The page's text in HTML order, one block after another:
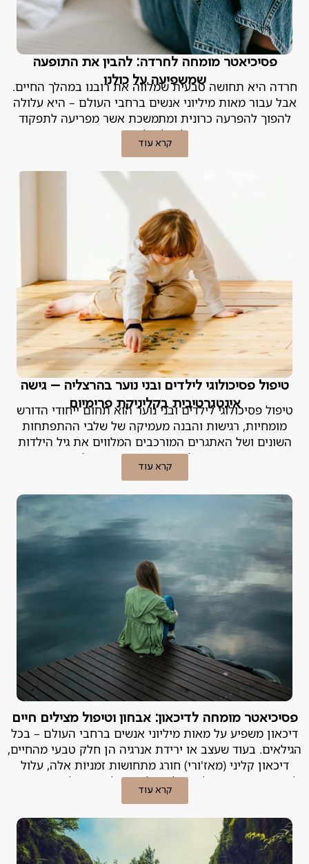
פסיכיאטר מומחה לחרדה: להבין את התופעה
שמשפיעה על כולנו
חרדה היא תחושה טבעית שמלווה את רובנו במהלך החיים.
אבל עבור מאות מיליוני אנשים ברחבי העולם – היא עלולה
להפוך להפרעה כרונית ומתמשכת אשר מפריעה לתפקוד
היומיומי וליכולת ליהנות מהחיים
קרא עוד
טיפול פסיכולוגי לילדים ובני נוער בהרצליה – גישה
אינטגרטיבית בקליניקת פרימיום
טיפול פסיכולוגי לילדים ובני נוער הוא תחום ייחודי הדורש
מומחיות, רגישות והבנה מעמיקה של שלבי ההתפתחות
השונים ושל האתגרים המורכבים המלווים את גיל הילדות
וההתבגרות. הפסיכולוגית האחראית במנטליקס מסבירה.
קרא עוד
פסיכיאטר מומחה לדיכאון: אבחון וטיפול מצילים חיים
דיכאון משפיע על מאות מיליוני אנשים ברחבי העולם – בכל
הגילאים. בעוד שעצב או ירידת אנרגיה הן חלק טבעי מהחיים,
דיכאון קליני (מאז'ורי) חורג מתחושות זמניות אלה, עלול
להשפיע עמוקות על היכולת של אדם לתפקד וליהנות מחייו,
ועלול להיות מסוכן. פסיכיאטר מומחה לדיכאון מסביר.
קרא עוד